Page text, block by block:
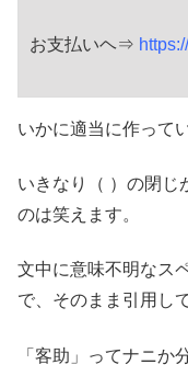
お支払いヘ⇒
いかに適当に作って
いきなり（ ）の閉じ
のは笑えます。
文中に意味不明なス
で、そのまま引用し
「客助」ってナニか